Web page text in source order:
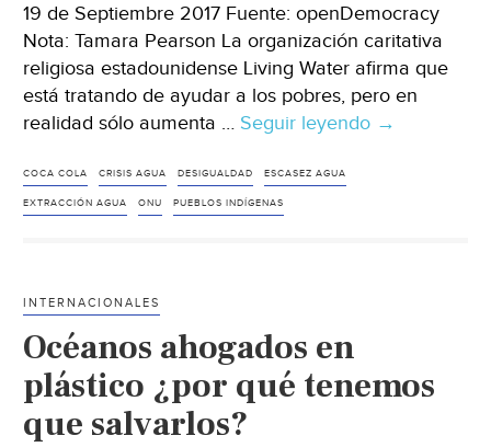
19 de Septiembre 2017 Fuente: openDemocracy
Nota: Tamara Pearson La organización caritativa
religiosa estadounidense Living Water afirma que
está tratando de ayudar a los pobres, pero en
realidad sólo aumenta … Seguir leyendo Ya
la
→
COCA COLA CRISIS AGUA DESIGUALDAD ESCASEZ AGUA
EXTRACCIÓN AGUA ONU PUEBLOS INDÍGENAS
INTERNACIONALES
Océanos ahogados en
plástico ¿por qué tenemos
que salvarlos?